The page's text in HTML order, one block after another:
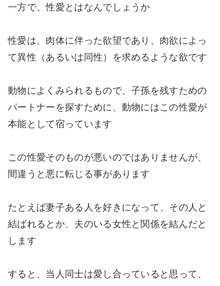
一方で、性愛とはなんでしょうか
性愛は、肉体に伴った欲望であり、肉欲によっ
て異性（あるいは同性）を求めるような欲です
動物によくみられるもので、子孫を残すための
パートナーを探すために、動物にはこの性愛が
本能として宿っています
この性愛そのものが悪いのではありませんが、
間違うと悪に転じる事があります
たとえば妻子ある人を好きになって、その人と
結ばれるとか、夫のいる女性と関係を結んだと
します
すると、当人同士は愛し合っていると思って、